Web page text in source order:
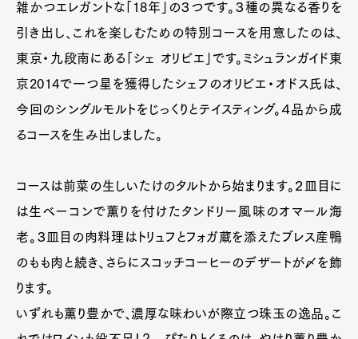
雑かつエレガントな「18年」の３つです。３種の異なる香りを
引き出し、これを楽しむための特別コースを用意したのは、
東京・九段南にある「シェ オリビエ」です。ミシュランガイド東
京2014で一つ星を獲得したシェフのオリビエ・オドス氏は、
今回のシングルモルトをじっくりとテイスティング。４品から成
るコースを生み出しました。
コースは前菜の生しいたけのタルトから始まります。２皿目に
は生ベーコンで薫りを付けたタンドリー風味のオマール海
老。３皿目の肉料理はトリュフとフォガ蔵を添えたブレス産鴨
のもも肉と続き、さらにスコッチコーヒーのデザートが〆を飾
ります。
いずれも薫り豊かで、濃厚な味わいが際立つ珠玉の逸品。こ